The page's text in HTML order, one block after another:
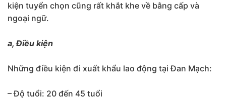
kiện tuyển chọn cũng rất khắt khe về bằng cấp và
ngoại ngữ.
a, Điều kiện
Những điều kiện đi xuất khẩu lao động tại Đan Mạch:
– Độ tuổi: 20 đến 45 tuổi